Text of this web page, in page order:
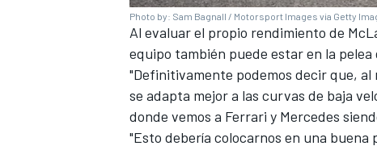
MÁS CATEGORÍAS
Photo by: Sam Bagnall / Motorsport Images via Getty
Al evaluar el propio rendimiento de
equipo también puede estar en la
"Definitivamente podemos decir que,
se adapta mejor a las curvas de baja
donde vemos a Ferrari y Mercedes
"Esto debería colocarnos en una